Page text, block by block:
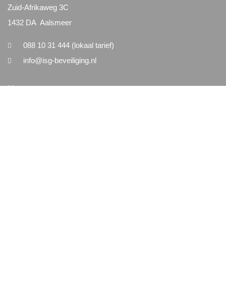
Zuid-Afrikaweg 3C
1432 DA Aalsmeer
088 10 31 444 (lokaal tarief)
info@isg-beveiliging.nl
Menu